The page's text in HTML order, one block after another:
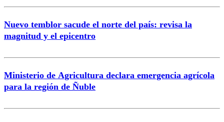
Nuevo temblor sacude el norte del país: revisa la
magnitud y el epicentro
Ministerio de Agricultura declara emergencia agrícola
para la región de Ñuble